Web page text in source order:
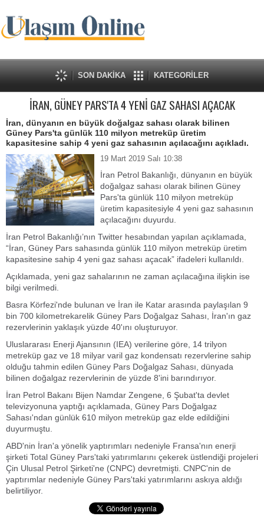
SON DAKİKA KATEGORİLER
İRAN, GÜNEY PARS'TA 4 YENİ GAZ SAHASI AÇACAK
İran, dünyanın en büyük doğalgaz sahası olarak bilinen
Güney Pars'ta günlük 110 milyon metreküp üretim
kapasitesine sahip 4 yeni gaz sahasının açılacağını açıkladı.
19 Mart 2019 Salı 10:38
İran Petrol Bakanlığı, dünyanın en büyük
doğalgaz sahası olarak bilinen Güney
Pars'ta günlük 110 milyon metreküp
üretim kapasitesiyle 4 yeni gaz sahasının
açılacağını duyurdu.
İran Petrol Bakanlığı’nın Twitter hesabından yapılan açıklamada,
“İran, Güney Pars sahasında günlük 110 milyon metreküp üretim
kapasitesine sahip 4 yeni gaz sahası açacak” ifadeleri kullanıldı.
Açıklamada, yeni gaz sahalarının ne zaman açılacağına ilişkin ise
bilgi verilmedi.
Basra Körfezi'nde bulunan ve İran ile Katar arasında paylaşılan 9
bin 700 kilometrekarelik Güney Pars Doğalgaz Sahası, İran'ın gaz
rezervlerinin yaklaşık yüzde 40'ını oluşturuyor.
Uluslararası Enerji Ajansının (IEA) verilerine göre, 14 trilyon
metreküp gaz ve 18 milyar varil gaz kondensatı rezervlerine sahip
olduğu tahmin edilen Güney Pars Doğalgaz Sahası, dünyada
bilinen doğalgaz rezervlerinin de yüzde 8'ini barındırıyor.
İran Petrol Bakanı Bijen Namdar Zengene, 6 Şubat'ta devlet
televizyonuna yaptığı açıklamada, Güney Pars Doğalgaz
Sahası'ndan günlük 610 milyon metreküp gaz elde edildiğini
duyurmuştu.
ABD'nin İran'a yönelik yaptırımları nedeniyle Fransa'nın enerji
şirketi Total Güney Pars'taki yatırımlarını çekerek üstlendiği projeleri
Çin Ulusal Petrol Şirketi'ne (CNPC) devretmişti. CNPC'nin de
yaptırımlar nedeniyle Güney Pars'taki yatırımlarını askıya aldığı
belirtiliyor.